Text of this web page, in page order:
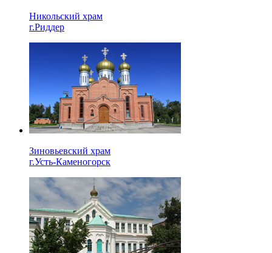
Никольский храм
г.Риддер
Зиновьевский храм
г.Усть-Каменогорск